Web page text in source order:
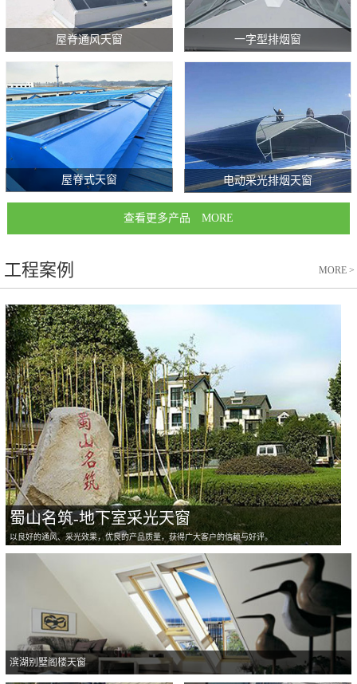
屋脊通风天窗 一字型排烟窗
屋脊式天窗 电动采光排烟天窗
查看更多产品 MORE
工程案例 MORE >
蜀山名筑-地下室采光天窗
以良好的通风、采光效果，优良的产品质量，获得广大客户的信赖与好评。
滨湖别墅阁楼天窗